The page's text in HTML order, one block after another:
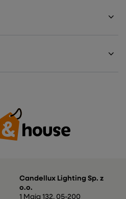
Candellux Lighting Sp. z
o.o.
1 Maja 132, 05-200